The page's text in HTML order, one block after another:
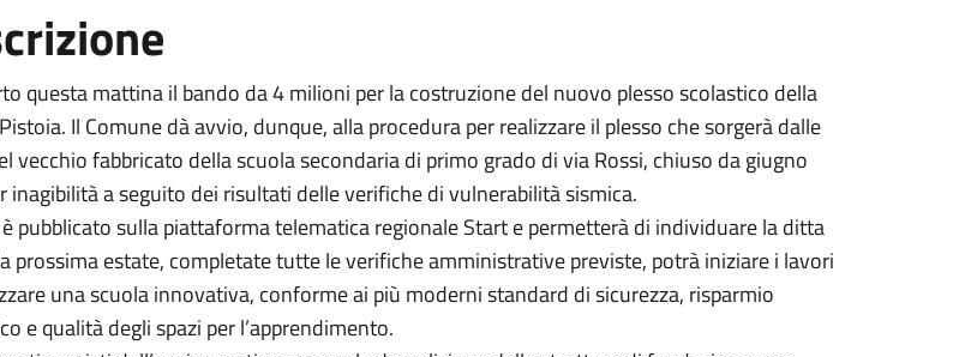
questa mattina il bando da 4 milioni per la costruzione del nuovo plesso scolastico della
Il Comune dà avvio, dunque, alla procedura per realizzare il plesso che sorgerà dalle
vecchio fabbricato della scuola secondaria di primo grado di via Rossi, chiuso da giugno
inagibilità a seguito dei risultati delle verifiche di vulnerabilità sismica.
pubblicato sulla piattaforma telematica regionale Start e permetterà di individuare la ditta
prossima estate, completate tutte le verifiche amministrative previste, potrà iniziare i lavori
una scuola innovativa, conforme ai più moderni standard di sicurezza, risparmio
e qualità degli spazi per l’apprendimento.